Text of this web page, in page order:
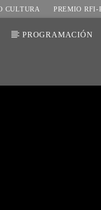
CULTURA PREMIO RFI-
PROGRAMACIÓN